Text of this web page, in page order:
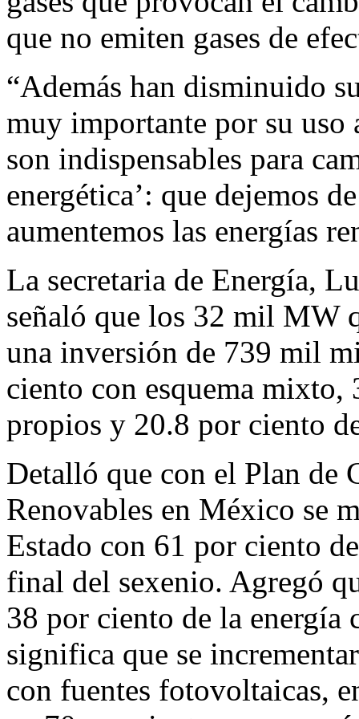
que no emiten gases de
“Además han disminuido
muy importante por su
son indispensables para
energética’: que dejemos
aumentemos las energías
La secretaria de Energía,
señaló que los 32 mil MW
una inversión de 739 mil
ciento con esquema mixto,
propios y 20.8 por ciento
Detalló que con el Plan de
Renovables en México se
Estado con 61 por ciento
final del sexenio. Agregó
38 por ciento de la energía
significa que se
con fuentes fotovoltaicas,